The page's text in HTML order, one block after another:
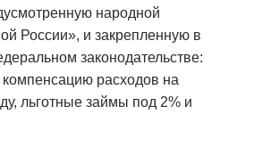
народной
России», и закрепленную в
законодательстве:
расходов на
льготные займы под 2% и